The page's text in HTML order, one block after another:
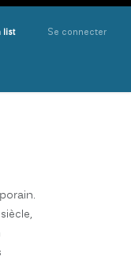
list Se connecter